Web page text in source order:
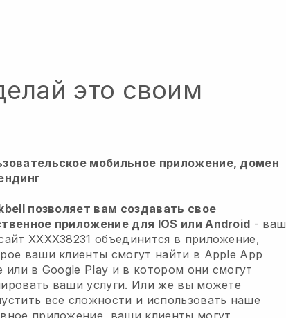
это своим
мобильное приложение, домен
позволяет вам создавать свое
приложение для IOS или Android - ваш
XXXX38231 объединится в приложение,
ваши клиенты смогут найти в Apple App
или в Google Play и в котором они смогут
ваши услуги. Или же вы можете
все сложности и использовать наше
приложение, ваши клиенты могут